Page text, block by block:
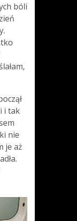
bóli
i tak
nie
je aż